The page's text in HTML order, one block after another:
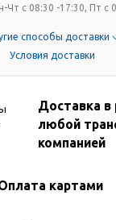
Чт с 08:30 -17:30, Пт с
способы доставки
Условия доставки
Доставка в
любой
компанией
картами